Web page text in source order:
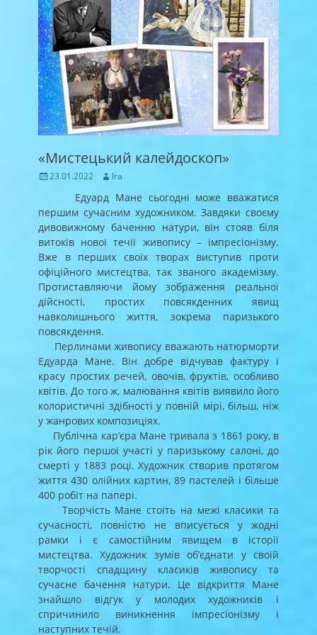
«Мистецький калейдоскоп»
Posted
23.01.2022 Author
Ira
Едуард Мане сьогодні може вважатися
першим сучасним художником. Завдяки своєму
дивовижному баченню натури, він стояв біля
витоків нової течії живопису – імпресіонізму.
Вже в перших своїх творах виступив проти
офіційного мистецтва, так званого академізму.
Протиставляючи йому зображення реальної
дійсності, простих повсякденних явищ
навколишнього життя, зокрема паризького
повсякдення.
Перлинами живопису вважають натюрморти
Едуарда Мане. Він добре відчував фактуру і
красу простих речей, овочів, фруктів, особливо
квітів. До того ж, малювання квітів виявило його
колористичні здібності у повній мірі, більш, ніж
у жанрових композиціях.
Публічна кар’єра Мане тривала з 1861 року, в
рік його першої участі у паризькому салоні, до
смерті у 1883 році. Художник створив протягом
життя 430 олійних картин, 89 пастелей і більше
400 робіт на папері.
Творчість Мане стоїть на межі класики та
сучасності, повністю не вписується у жодні
рамки і є самостійним явищем в історії
мистецтва. Художник зумів об’єднати у своїй
творчості спадщину класиків живопису та
сучасне бачення натури. Це відкриття Мане
знайшло відгук у молодих художників і
спричинило виникнення імпресіонізму і
наступних течій.